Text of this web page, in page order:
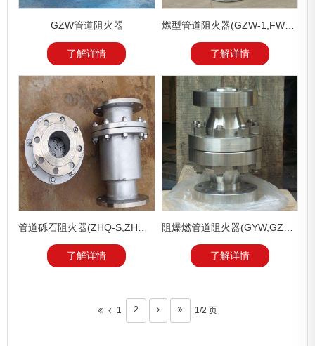
GZW管道阻火器
了解详情
燃型管道阻火器(GZW-1,FWL-1)
了解详情
了解详情 了解详情
1 2 1/2 页